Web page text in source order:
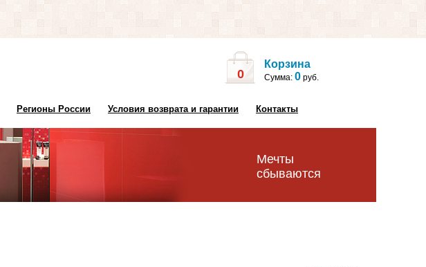
0
Корзина
Сумма: 0 руб.
Регионы России Условия возврата и гарантии Контакты
Мечты
сбываются